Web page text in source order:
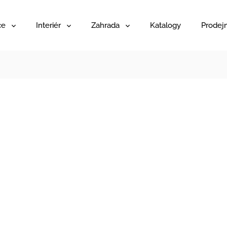
Interiér Zahrada Katalogy